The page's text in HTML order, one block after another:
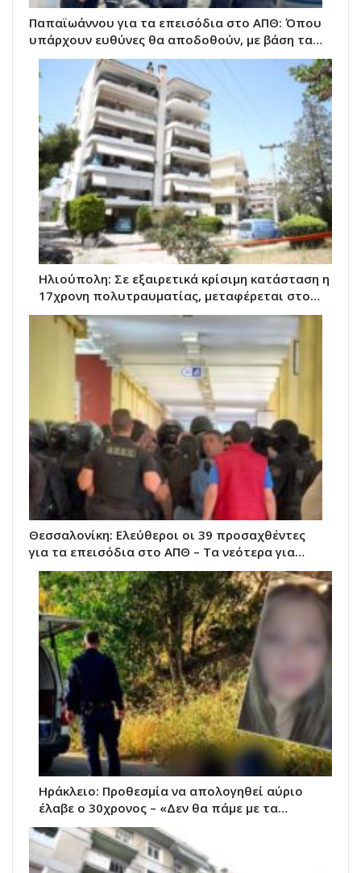
Παπαϊωάννου για τα επεισόδια στο ΑΠΘ: Όπου
υπάρχουν ευθύνες θα αποδοθούν, με βάση τα…
Ηλιούπολη: Σε εξαιρετικά κρίσιμη κατάσταση η
17χρονη πολυτραυματίας, μεταφέρεται στο…
Θεσσαλονίκη: Ελεύθεροι οι 39 προσαχθέντες
για τα επεισόδια στο ΑΠΘ – Τα νεότερα για…
Ηράκλειο: Προθεσμία να απολογηθεί αύριο
έλαβε ο 30χρονος – «Δεν θα πάμε με τα…